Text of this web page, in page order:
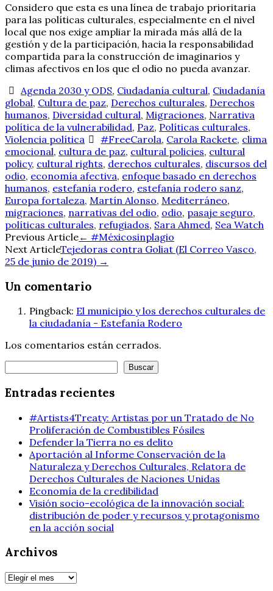
Considero que esta es una línea de trabajo prioritaria
para las políticas culturales, especialmente en el nivel
local que nos exige ampliar la mirada más allá de la
gestión y de la participación, hacia la responsabilidad
compartida para la construcción de imaginarios y
climas afectivos en los que el odio no pueda avanzar.
Agenda 2030 y ODS, Ciudadanía cultural, Ciudadanía
global, Cultura de paz, Derechos culturales, Derechos
humanos, Diversidad cultural, Migraciones, Narrativa
política de la vulnerabilidad, Paz, Políticas culturales,
Violencia política
#FreeCarola, Carola Rackete, clima
emocional, cultura de paz, cultural policies, cultural
policy, cultural rights, derechos culturales, discursos del
odio, economía afectiva, enfoque basado en derechos
humanos, estefanía rodero, estefanía rodero sanz,
Europa fortaleza, Martín Alonso, Mediterráneo,
migraciones, narrativas del odio, odio, pasaje seguro,
políticas culturales, refugiados, Sara Ahmed, Sea Watch
Navegación
de
entradas
Previous Article← #Méxicosinplagio
Next ArticleTejedoras contra Goliat (El Correo Vasco,
25 de junio de 2019) →
Un comentario
Pingback: El municipio y los derechos culturales de
la ciudadanía - Estefanía Rodero
Los comentarios están cerrados.
Buscar
Entradas recientes
#Artists4Treaty: Artistas por un Tratado de No
Proliferación de Combustibles Fósiles
Defender la Tierra no es delito
Aportación al Informe Conservación de la
Naturaleza y Derechos Culturales, Relatora de
Derechos Culturales de Naciones Unidas
Economía de la credibilidad
Visión socio-ecológica de la innovación social:
distribución de poder y recursos y protagonismo
en la acción social
Archivos
Archivos